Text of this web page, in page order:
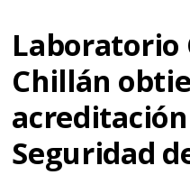
Laboratorio
Chillán
Seguridad